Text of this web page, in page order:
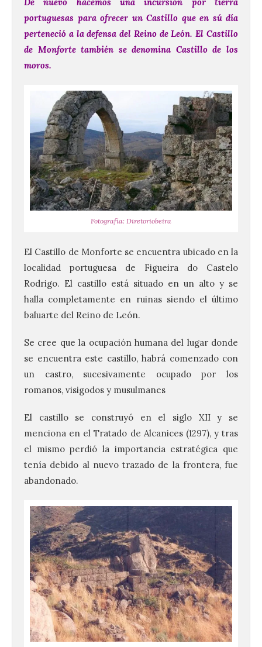
De nuevo hacemos una incursión por tierra
portuguesas para ofrecer un Castillo que en sú día
perteneció a la defensa del Reino de León. El Castillo
de Monforte también se denomina Castillo de los
moros.
Fotografía: Diretoriobeira
El Castillo de Monforte se encuentra ubicado en la
localidad portuguesa de Figueira do Castelo
Rodrigo. El castillo está situado en un alto y se
halla completamente en ruinas siendo el último
baluarte del Reino de León.
Se cree que la ocupación humana del lugar donde
se encuentra este castillo, habrá comenzado con
un castro, sucesivamente ocupado por los
romanos, visigodos y musulmanes
El castillo se construyó en el siglo XII y se
menciona en el Tratado de Alcanices (1297), y tras
el mismo perdió la importancia estratégica que
tenía debido al nuevo trazado de la frontera, fue
abandonado.